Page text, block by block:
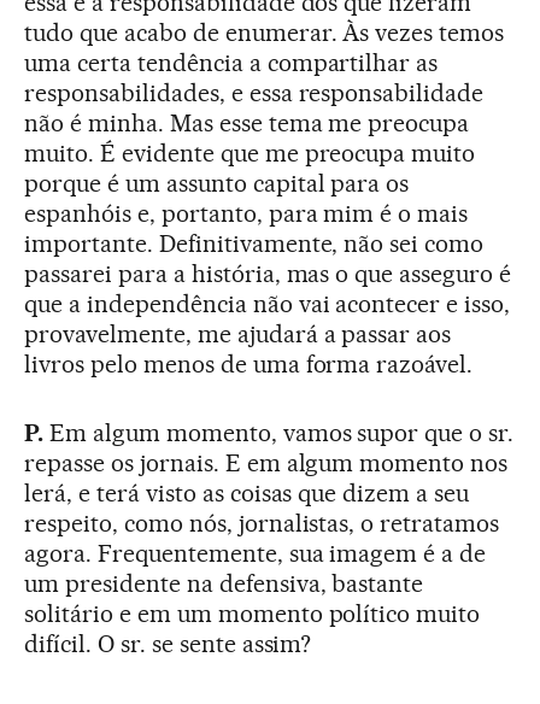
tudo que acabo de enumerar. Às vezes temos
uma certa tendência a compartilhar as
responsabilidades, e essa responsabilidade
não é minha. Mas esse tema me preocupa
muito. É evidente que me preocupa muito
porque é um assunto capital para os
espanhóis e, portanto, para mim é o mais
importante. Definitivamente, não sei como
passarei para a história, mas o que asseguro é
que a independência não vai acontecer e isso,
provavelmente, me ajudará a passar aos
livros pelo menos de uma forma razoável.
P. Em algum momento, vamos supor que o sr.
repasse os jornais. E em algum momento nos
lerá, e terá visto as coisas que dizem a seu
respeito, como nós, jornalistas, o retratamos
agora. Frequentemente, sua imagem é a de
um presidente na defensiva, bastante
solitário e em um momento político muito
difícil. O sr. se sente assim?